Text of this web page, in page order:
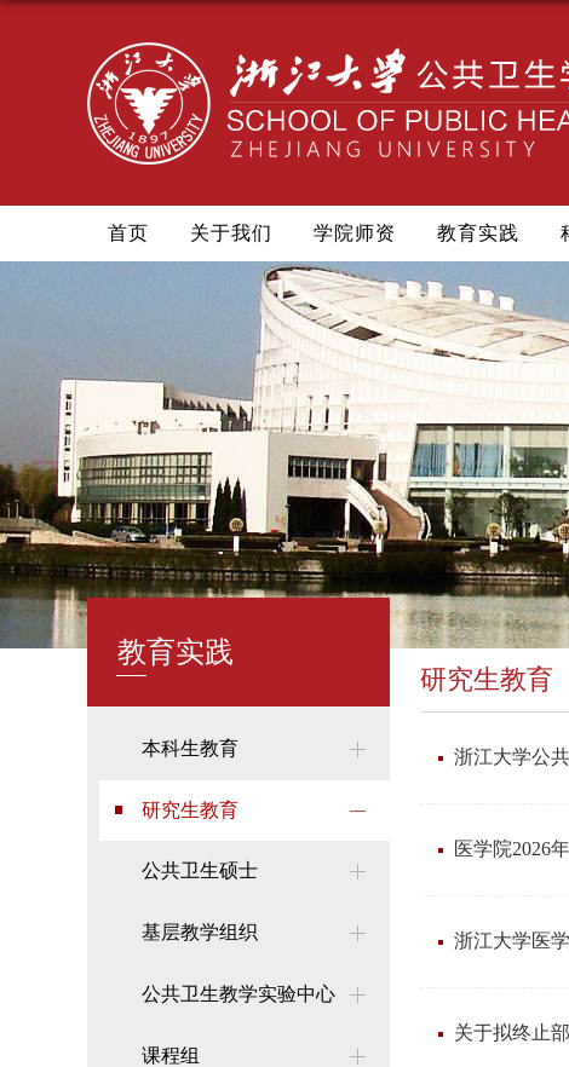
首页 关于我们 学院师资 教育实践
教育实践
本科生教育
研究生教育
公共卫生硕士
基层教学组织
公共卫生教学实验中心
课程组
研究生教育
浙江大学公
医学院2026
浙江大学医
关于拟终止